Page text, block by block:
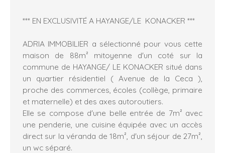
*** EN EXCLUSIVITÉ A HAYANGE/LE KONACKER ***
ADRIA IMMOBILIER a sélectionné pour vous cette
maison de 88m² mitoyenne d'un coté sur la
commune de HAYANGE/ LE KONACKER situé dans
un quartier résidentiel ( Avenue de la Ceca ),
proche des commerces, écoles (collège, primaire
et maternelle) et des axes autoroutiers.
Elle se compose d'une belle entrée de 7m² avec
une penderie, une cuisine équipée avec un accès
direct sur la véranda de 18m², d'un séjour de 27m²,
un wc séparé.